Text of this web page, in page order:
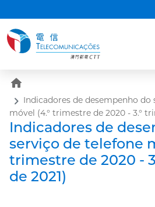
home
Indicadores de desempenho
móvel (4.° trimestre de 2020 - 3.°
Indicadores de
serviço de telefone
trimestre de 2020 -
de 2021)